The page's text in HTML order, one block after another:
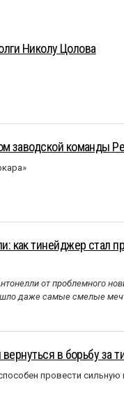
Николу Цолова
заводской команды
как тинейджер стал
от проблемного
даже самые смелые
в борьбу за
провести